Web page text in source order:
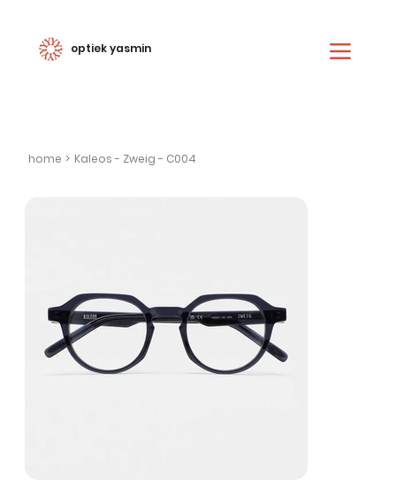
optiek yasmin
home > Kaleos - Zweig - C004